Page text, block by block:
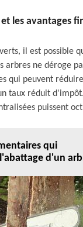
les avantages
il est possible
arbres ne déroge
qui peuvent
taux réduit
puissent
qui
d'un